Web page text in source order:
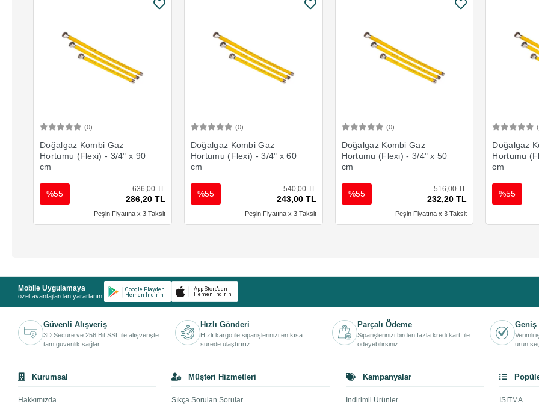
(0)
Doğalgaz Kombi Gaz
Hortumu (Flexi) - 3/4" x 90
cm
636,00 TL
286,20 TL
%55
Peşin Fiyatına x 3 Taksit
(0)
Doğalgaz Kombi Gaz
Hortumu (Flexi) - 3/4" x 60
cm
540,00 TL
243,00 TL
%55
Peşin Fiyatına x 3 Taksit
(0)
Doğalgaz Kombi Gaz
Hortumu (Flexi) - 3/4" x 50
cm
516,00 TL
232,20 TL
%55
Peşin Fiyatına x 3 Taksit
Doğalgaz
Hortumu
cm
%55
Mobile Uygulamaya
özel avantajlardan yararlanın!
Güvenli Alışveriş
3D Secure ve 256 Bit SSL ile alışverişte
tam güvenlik sağlar.
Hızlı Gönderi
Hızlı kargo ile siparişlerinizi en kısa
sürede ulaştırırız.
Parçalı Ödeme
Siparişlerinizi birden fazla kredi kartı ile
ödeyebilirsiniz.
Geniş
Verimli
ürün
Kurumsal
Hakkımızda
Müşteri Hizmetleri
Sıkça Sorulan Sorular
Kampanyalar
İndirimli Ürünler ISITMA